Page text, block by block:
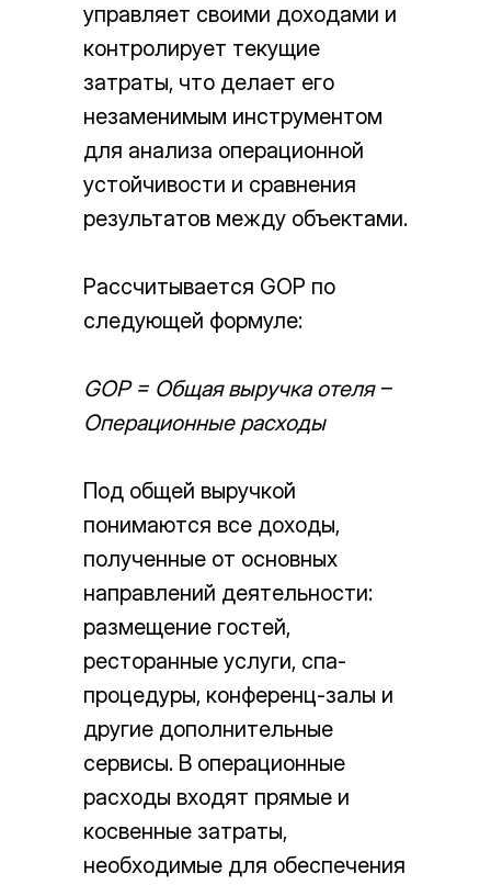
управляет своими доходами и
контролирует текущие
затраты, что делает его
незаменимым инструментом
для анализа операционной
устойчивости и сравнения
результатов между объектами.
Рассчитывается GOP по
следующей формуле:
GOP = Общая выручка отеля –
Операционные расходы
Под общей выручкой
понимаются все доходы,
полученные от основных
направлений деятельности:
размещение гостей,
ресторанные услуги, спа-
процедуры, конференц-залы и
другие дополнительные
сервисы. В операционные
расходы входят прямые и
косвенные затраты,
необходимые для обеспечения